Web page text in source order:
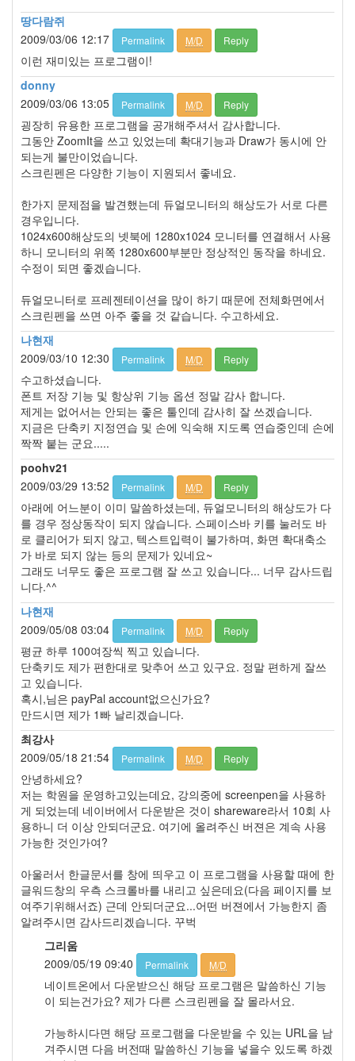
땅다람쥐
2009/03/06 12:17
Permalink M/D Reply
이런 재미있는 프로그램이!
donny
2009/03/06 13:05
Permalink M/D Reply
굉장히 유용한 프로그램을 공개해주셔서 감사합니다.
그동안 ZoomIt을 쓰고 있었는데 확대기능과 Draw가 동시에 안
되는게 불만이었습니다.
스크린펜은 다양한 기능이 지원되서 좋네요.
한가지 문제점을 발견했는데 듀얼모니터의 해상도가 서로 다른
경우입니다.
1024x600해상도의 넷북에 1280x1024 모니터를 연결해서 사용
하니 모니터의 위쪽 1280x600부분만 정상적인 동작을 하네요.
수정이 되면 좋겠습니다.
듀얼모니터로 프레젠테이션을 많이 하기 때문에 전체화면에서
스크린펜을 쓰면 아주 좋을 것 같습니다. 수고하세요.
나현재
2009/03/10 12:30
Permalink M/D Reply
수고하셨습니다.
폰트 저장 기능 및 항상위 기능 옵션 정말 감사 합니다.
제게는 없어서는 안되는 좋은 툴인데 감사히 잘 쓰겠습니다.
지금은 단축키 지정연습 및 손에 익숙해 지도록 연습중인데 손에
짝짝 붙는 군요.....
poohv21
2009/03/29 13:52
Permalink M/D Reply
아래에 어느분이 이미 말씀하셨는데, 듀얼모니터의 해상도가 다
를 경우 정상동작이 되지 않습니다. 스페이스바 키를 눌러도 바
로 클리어가 되지 않고, 텍스트입력이 불가하며, 화면 확대축소
가 바로 되지 않는 등의 문제가 있네요~
그래도 너무도 좋은 프로그램 잘 쓰고 있습니다... 너무 감사드립
니다.^^
나현재
2009/05/08 03:04
Permalink M/D Reply
평균 하루 100여장씩 찍고 있습니다.
단축키도 제가 편한대로 맞추어 쓰고 있구요. 정말 편하게 잘쓰
고 있습니다.
혹시,님은 payPal account없으신가요?
만드시면 제가 1빠 날리겠습니다.
최강사
2009/05/18 21:54
Permalink M/D Reply
안녕하세요?
저는 학원을 운영하고있는데요, 강의중에 screenpen을 사용하
게 되었는데 네이버에서 다운받은 것이 shareware라서 10회 사
용하니 더 이상 안되더군요. 여기에 올려주신 버젼은 계속 사용
가능한 것인가여?
아울러서 한글문서를 창에 띄우고 이 프로그램을 사용할 때에 한
글워드창의 우측 스크롤바를 내리고 싶은데요(다음 페이지를 보
여주기위해서죠) 근데 안되더군요...어떤 버젼에서 가능한지 좀
알려주시면 감사드리겠습니다. 꾸벅
그리움
2009/05/19 09:40
Permalink M/D
네이트온에서 다운받으신 해당 프로그램은 말씀하신 기능
이 되는건가요? 제가 다른 스크린펜을 잘 몰라서요.
가능하시다면 해당 프로그램을 다운받을 수 있는 URL을 남
겨주시면 다음 버전때 말씀하신 기능을 넣을수 있도록 하겠
라
비
안
1
MineCraft
9
개
발
관
련
Tool
Manual
3
Smart
Phone
1
I-
Phone
1
Delphi
데
이
터
베
이
스
2
DB
Grid,
String
Grid
0
웹
브
라
우
져
1
인
터
넷
관
련
2
파
일
컨
트
롤
1
폼
(Form)
1
윈
도
우
즈
6
TreeView,
ListView
Graphics,
Draw